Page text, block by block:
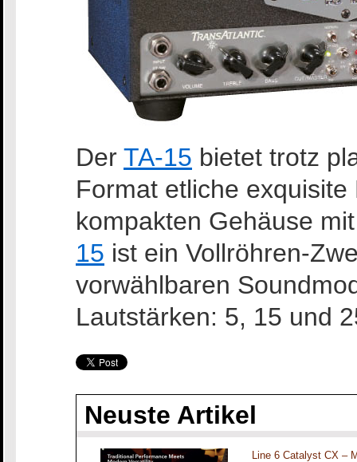
Der TA-15 bietet trotz
Format etliche
kompakten Gehäuse
15 ist ein Vollröhren-
vorwählbaren
Lautstärken: 5, 15 und
Neuste Artikel
Line 6 Catalyst CX –